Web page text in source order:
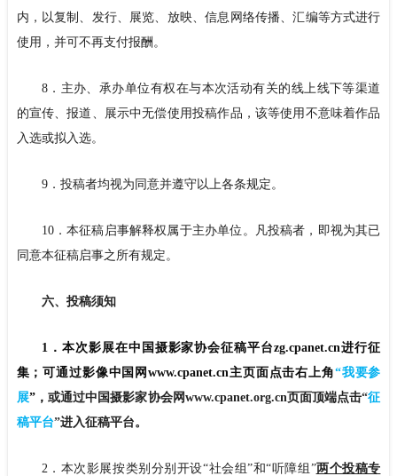
内，以复制、发行、展览、放映、信息网络传播、汇编等方式进行
使用，并可不再支付报酬。
8．主办、承办单位有权在与本次活动有关的线上线下等渠道
的宣传、报道、展示中无偿使用投稿作品，该等使用不意味着作品
入选或拟入选。
9．投稿者均视为同意并遵守以上各条规定。
10．本征稿启事解释权属于主办单位。凡投稿者，即视为其已
同意本征稿启事之所有规定。
六、投稿须知
1．本次影展在中国摄影家协会征稿平台zg.cpanet.cn进行征
集；可通过影像中国网www.cpanet.cn主页面点击右上角“我要参
展”， 或通过中国摄影家协会网www.cpanet.org.cn页面顶端点击“征
稿平台”进入征稿平台。
2．本次影展按类别分别开设“社会组”和“听障组”两个投稿专